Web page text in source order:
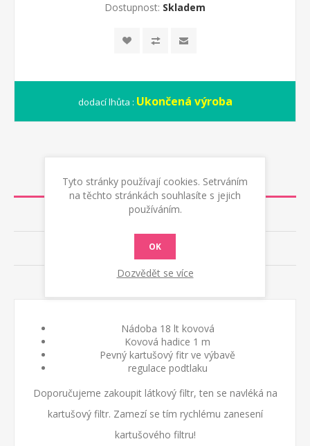
Dostupnost: Skladem
dodací lhůta : Ukončená výroba
POPIS
RECENZE
KONTAKTUJTE NÁS
RADY A TIPY
Nádoba 18 lt kovová
Kovová hadice 1 m
Pevný kartušový fitr ve výbavě
regulace podtlaku
Doporučujeme zakoupit látkový filtr, ten se navléká na
kartušový filtr. Zamezí se tím rychlému zanesení
kartušového filtru!
Tyto stránky používají cookies. Setrváním
na těchto stránkách souhlasíte s jejich
používáním.
OK
Dozvědět se více